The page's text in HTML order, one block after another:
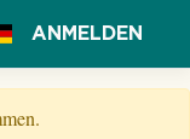
ANMELDEN